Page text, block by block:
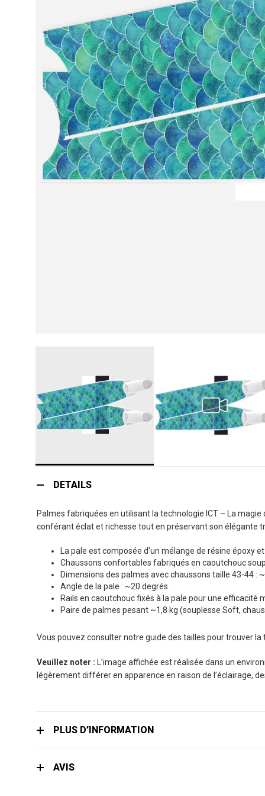
to
of
the
gallery
DETAILS
Palmes fabriquées en utilisant la technologie ICT – La
conférant éclat et richesse tout en préservant son élégante
La pale est composée d’un mélange de résine époxy
Chaussons confortables fabriqués en caoutchouc
Dimensions des palmes avec chaussons taille 43-44 :
Angle de la pale : ~20 degrés.
Rails en caoutchouc fixés à la pale pour une efficacité
Paire de palmes pesant ~1,8 kg (souplesse Soft,
Vous pouvez consulter notre guide des tailles pour trouver la
Veuillez noter : L’image affichée est réalisée dans un
légèrement différer en apparence en raison de l’éclairage,
PLUS D’INFORMATION
AVIS